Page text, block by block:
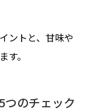
ントと、甘味や
。
つのチェック